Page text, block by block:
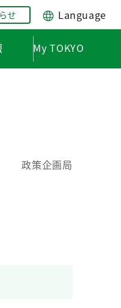
せ Language
My TOKYO
政策企画局